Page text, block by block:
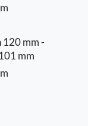
120 mm -
mm